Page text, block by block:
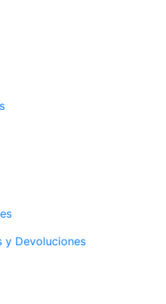
y Devoluciones